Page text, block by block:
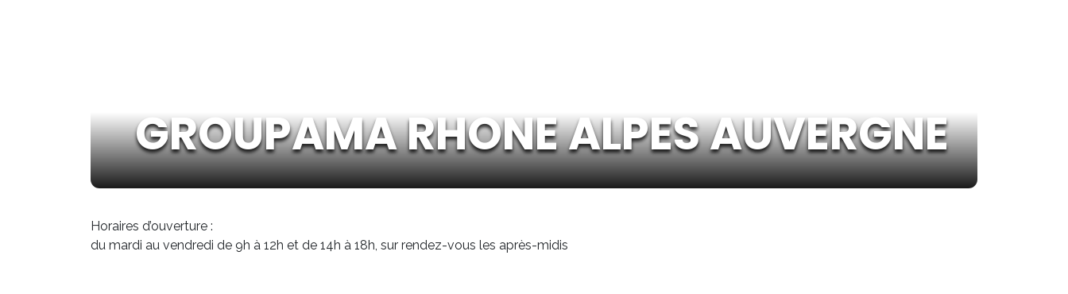
GROUPAMA RHONE ALPES AUVERGNE
Horaires d’ouverture :
du mardi au vendredi de 9h à 12h et de 14h à 18h, sur rendez-vous les après-midis